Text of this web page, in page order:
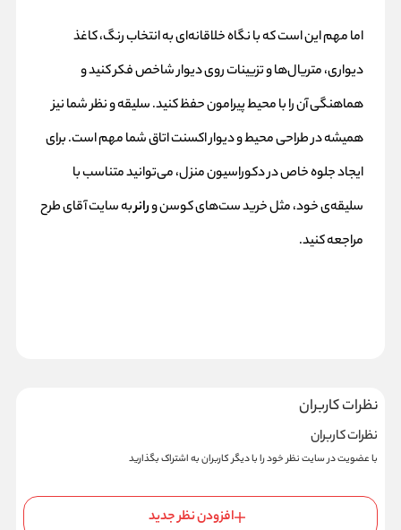
اما مهم این است که با نگاه خلاقانه‌ای به انتخاب رنگ، کاغذ
دیواری، متریال‌ها و تزیینات روی دیوار شاخص فکر کنید و
هماهنگی آن را با محیط پیرامون حفظ کنید. سلیقه و نظر شما نیز
همیشه در طراحی محیط و دیوار اکسنت اتاق شما مهم است. برای
ایجاد جلوه خاص در دکوراسیون منزل، می‌توانید متناسب با
سلیقه‌ی خود، مثل خرید ست‌های کوسن ورانربه سایت آقای طرح
مراجعه کنید.
نظرات کاربران
نظرات کاربران
با عضویت در سایت نظر خود را با دیگر کاربران به اشتراک بگذارید
افزودن نظر جدید